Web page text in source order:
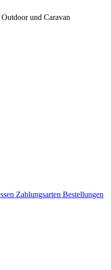
und Caravan
Zahlungsarten Bestellungen